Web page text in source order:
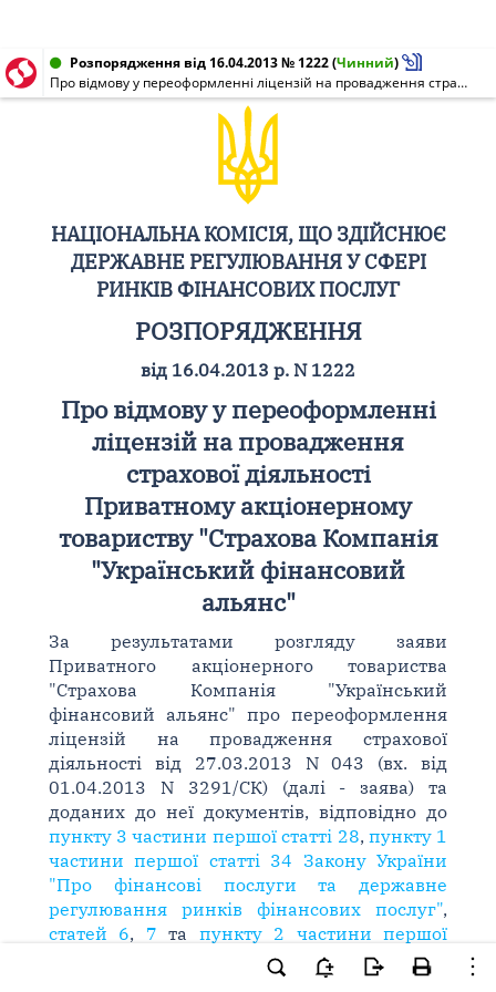
Розпорядження від 16.04.2013 № 1222(Чинний)
Про відмову у переоформленні ліцензій на провадження страхової діяльності Приватному акціонерному товариству "Страхова Компанія "Український фінансовий альянс"
НАЦІОНАЛЬНА КОМІСІЯ, ЩО ЗДІЙСНЮЄ
ДЕРЖАВНЕ РЕГУЛЮВАННЯ У СФЕРІ
РИНКІВ ФІНАНСОВИХ ПОСЛУГ
РОЗПОРЯДЖЕННЯ
від 16.04.2013 р. N 1222
Про відмову у переоформленні
ліцензій на провадження
страхової діяльності
Приватному акціонерному
товариству "Страхова Компанія
"Український фінансовий
альянс"
За результатами розгляду заяви
Приватного акціонерного товариства
"Страхова Компанія "Український
фінансовий альянс" про переоформлення
ліцензій на провадження страхової
діяльності від 27.03.2013 N 043 (вх. від
01.04.2013 N 3291/СК) (далі - заява) та
доданих до неї документів, відповідно до
пункту 3 частини першої статті 28,пункту 1
частини першої статті 34 Закону України
"Про фінансові послуги та державне
регулювання ринків фінансових послуг",
статей 6, 7 та пункту 2 частини першої
статті 36 Закону України "Про страхування"
підпункту 12 пункту 4 Положення про